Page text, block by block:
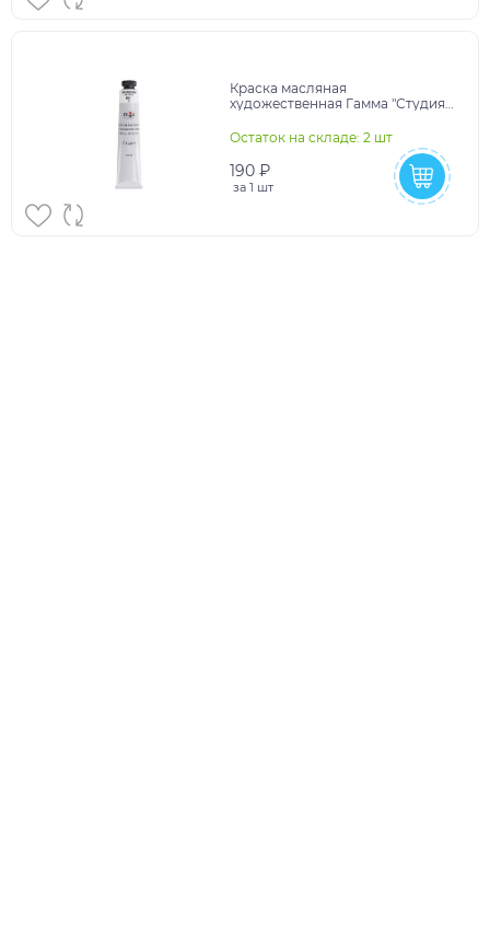
Краска масляная
художественная Гамма "Студия",
Остаток на складе: 2 шт
190 ₽
за 1 шт